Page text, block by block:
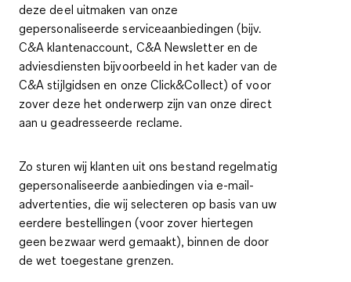
deze deel uitmaken van onze
gepersonaliseerde serviceaanbiedingen (bijv.
C&A klantenaccount, C&A Newsletter en de
adviesdiensten bijvoorbeeld in het kader van de
C&A stijlgidsen en onze Click&Collect) of voor
zover deze het onderwerp zijn van onze direct
aan u geadresseerde reclame.
Zo sturen wij klanten uit ons bestand regelmatig
gepersonaliseerde aanbiedingen via e-mail-
advertenties, die wij selecteren op basis van uw
eerdere bestellingen (voor zover hiertegen
geen bezwaar werd gemaakt), binnen de door
de wet toegestane grenzen.